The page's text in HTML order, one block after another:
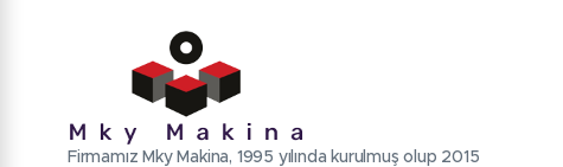
Firmamız Mky Makina, 1995 yılında kurulmuş olup 2015